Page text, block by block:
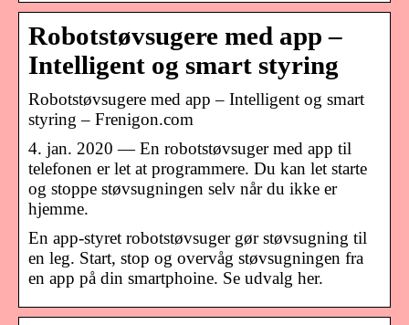
Robotstøvsugere med app –
Intelligent og smart styring
Robotstøvsugere med app – Intelligent og smart
styring – Frenigon.com
4. jan. 2020 — En robotstøvsuger med app til
telefonen er let at programmere. Du kan let starte
og stoppe støvsugningen selv når du ikke er
hjemme.
En app-styret robotstøvsuger gør støvsugning til
en leg. Start, stop og overvåg støvsugningen fra
en app på din smartphoine. Se udvalg her.